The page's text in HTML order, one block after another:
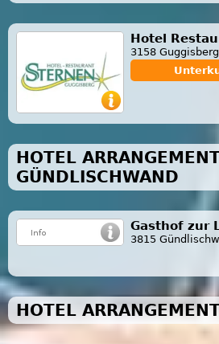
Hotel
3158 Guggisberg
HOTEL
GÜNDLISCHWAND
Gasthof zur
3815
HOTEL